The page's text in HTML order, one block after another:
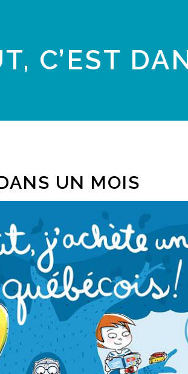
C’EST
UN MOIS